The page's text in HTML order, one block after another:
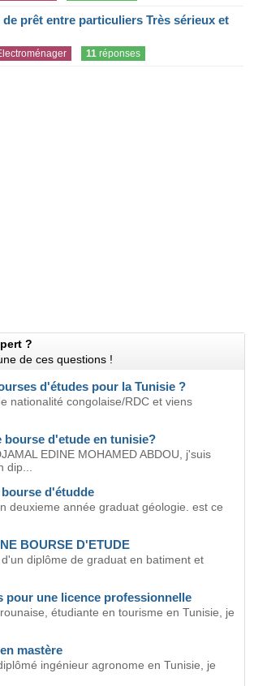
de prêt entre particuliers Très sérieux et
11 réponses
?
de ces questions !
d'études pour la Tunisie ?
nationalité congolaise/RDC et viens
bourse d'etude en tunisie?
EDINE MOHAMED ABDOU, j'suis
dip...
d'étudde
deuxieme année graduat géologie. est ce
BOURSE D'ETUDE
diplôme de graduat en batiment et
pour une licence professionnelle
étudiante en tourisme en Tunisie, je
mastère
ingénieur agronome en Tunisie, je